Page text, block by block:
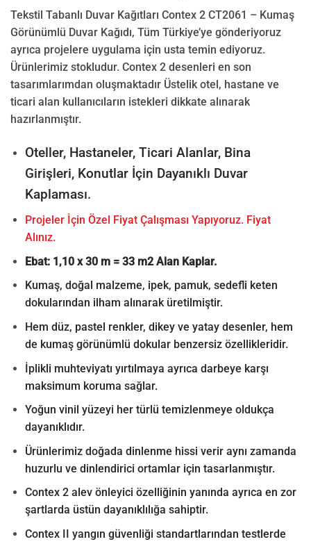
Tekstil Tabanlı Duvar Kağıtları Contex 2 CT2061 – Kumaş
Görünümlü Duvar Kağıdı, Tüm Türkiye’ye gönderiyoruz
ayrıca projelere uygulama için usta temin ediyoruz.
Ürünlerimiz stokludur. Contex 2 desenleri en son
tasarımlarımdan oluşmaktadır Üstelik otel, hastane ve
ticari alan kullanıcıların istekleri dikkate alınarak
hazırlanmıştır.
Oteller, Hastaneler, Ticari Alanlar, Bina
Girişleri, Konutlar İçin Dayanıklı Duvar
Kaplaması.
Projeler İçin Özel Fiyat Çalışması Yapıyoruz. Fiyat
Alınız.
Ebat: 1,10 x 30 m = 33 m2 Alan Kaplar.
Kumaş, doğal malzeme, ipek, pamuk, sedefli keten
dokularından ilham alınarak üretilmiştir.
Hem düz, pastel renkler, dikey ve yatay desenler, hem
de kumaş görünümlü dokular benzersiz özellikleridir.
İplikli muhteviyatı yırtılmaya ayrıca darbeye karşı
maksimum koruma sağlar.
Yoğun vinil yüzeyi her türlü temizlenmeye oldukça
dayanıklıdır.
Ürünlerimiz doğada dinlenme hissi verir aynı zamanda
huzurlu ve dinlendirici ortamlar için tasarlanmıştır.
Contex 2 alev önleyici özelliğinin yanında ayrıca en zor
şartlarda üstün dayanıklılığa sahiptir.
Contex II yangın güvenliği standartlarından testlerde